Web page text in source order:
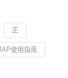
正
使用指南